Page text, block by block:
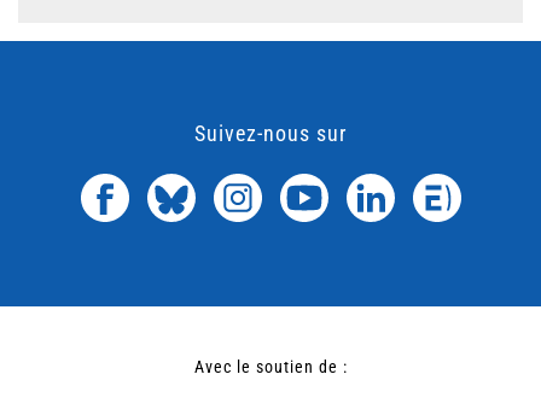
Suivez-nous sur
Avec le soutien de :